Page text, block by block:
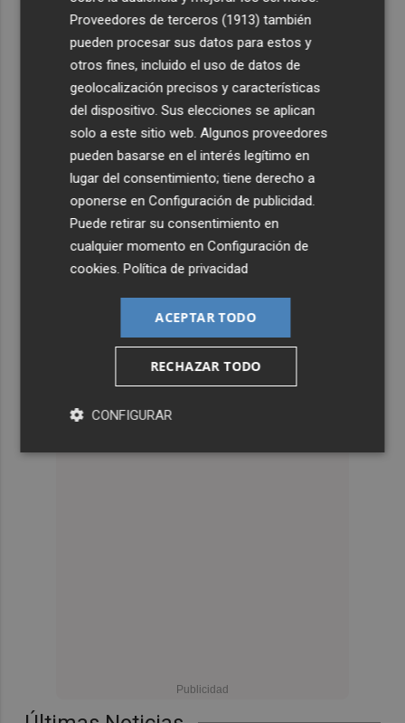
Proveedores de terceros (1913) también
pueden procesar sus datos para estos y
otros fines, incluido el uso de datos de
geolocalización precisos y características
del dispositivo. Sus elecciones se aplican
solo a este sitio web. Algunos proveedores
pueden basarse en el interés legítimo en
lugar del consentimiento; tiene derecho a
oponerse enConfiguración de publicidad
Puede retirar su consentimiento en
cualquier momento enConfiguración de
cookies .Política de privacidad
ACEPTAR TODO
RECHAZAR TODO
CONFIGURAR